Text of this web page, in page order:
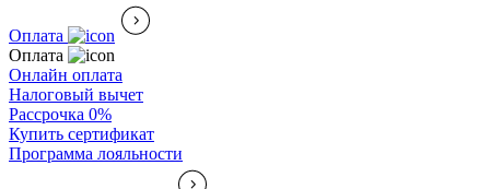
Оплата
Оплата
Онлайн оплата
Налоговый вычет
Рассрочка 0%
Купить сертификат
Программа лояльности